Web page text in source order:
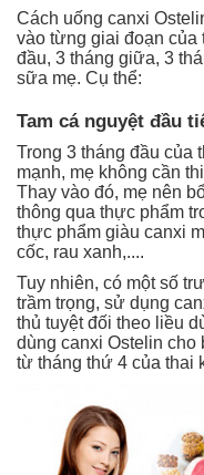
Cách uống canxi
vào từng giai đoạn
đầu, 3 tháng giữa, 3
sữa mẹ. Cụ thể:
Tam cá nguyệt đầu
Trong 3 tháng đầu của
mạnh, mẹ không cần
Thay vào đó, mẹ nên
thông qua thực phẩm
thực phẩm giàu canxi
cốc, rau xanh,....
Tuy nhiên, có một số
trầm trọng, sử dụng
thủ tuyệt đối theo liều
dùng canxi Ostelin
từ tháng thứ 4 của thai